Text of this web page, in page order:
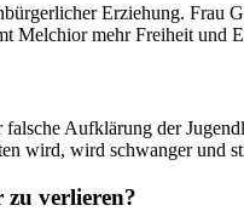
Erziehung. Frau
Melchior mehr Freiheit
Aufklärung der
wird, wird schwanger und
verlieren?